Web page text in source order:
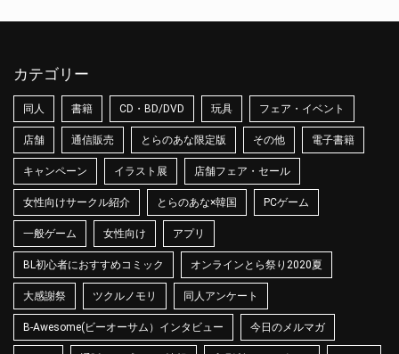
カテゴリー
同人 書籍 CD・BD/DVD 玩具 フェア・イベント
店舗 通信販売 とらのあな限定版 その他 電子書籍
キャンペーン イラスト展 店舗フェア・セール
女性向けサークル紹介 とらのあな×韓国 PCゲーム
一般ゲーム 女性向け アプリ
BL初心者におすすめコミック オンラインとら祭り2020夏
大感謝祭 ツクルノモリ 同人アンケート
B-Awesome(ビーオーサム）インタビュー 今日のメルマガ